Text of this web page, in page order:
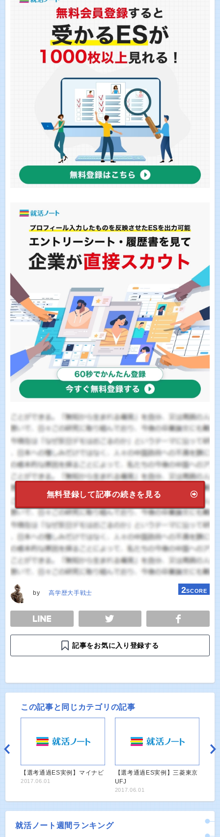
無料登録して記事の続きを見る
by 高学歴大手戦士 2SCORE
TWEET
記事をお気に入り登録する
この記事と同じカテゴリの記事
【選考通過ES実例】マイナビ
2017.06.01
【選考通過ES実例】三菱東京
UFJ
2017.06.01
就活ノート週間ランキング